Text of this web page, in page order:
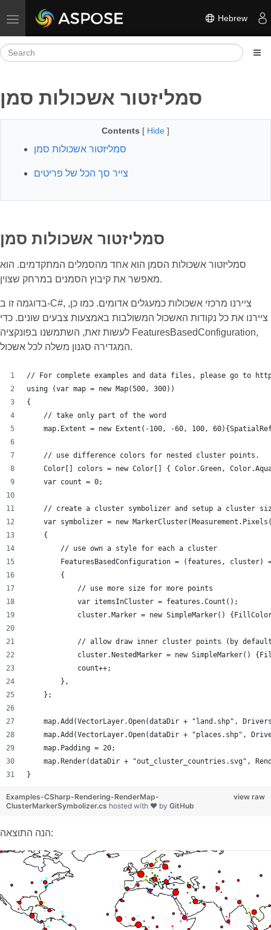
Toggle navigation Hebrew
סמליזטור אשכולות סמן
Contents [ Hide ]
סמליזטור אשכולות סמן
צייר סך הכל של פריטים
סמליזטור אשכולות סמן
סמליזטור אשכולות הסמן הוא אחד מהסמלים המתקדמים. הוא
מאפשר את קיבוץ הסמנים במרחק שצוין.
בדוגמה זו ב-C#, ציירנו מרכזי אשכולות כמעגלים אדומים. כמו כן,
ציירנו את כל נקודות האשכול המשולבות באמצעות צבעים שונים. כדי
לעשות זאת, השתמשנו בפונקציה FeaturesBasedConfiguration,
המגדירה סגנון משלה לכל אשכול.
// For complete examples and data files, please go to
using (var map = new Map(500, 300))
{
    // take only part of the word
map.Extent = new Extent(-100, -60, 100,
    // use difference colors for nested cluster points.
Color[] colors = new Color[] { Color.Green,
    var count = 0;
// create a cluster symbolizer and setup a cluster
var symbolizer = new
    {
        // use own a style for each a cluster
FeaturesBasedConfiguration = (features, cluster)
        {
            // use more size for more points
            var itemsInCluster = features.Count();
cluster.Marker = new SimpleMarker()
// allow draw inner cluster points (by
cluster.NestedMarker = new SimpleMarker()
            count++;
        },
    };
map.Add(VectorLayer.Open(dataDir + "land.shp",
map.Add(VectorLayer.Open(dataDir + "places.shp",
    map.Padding = 20;
map.Render(dataDir + "out_cluster_countries.svg",
}
view raw
Examples-CSharp-Rendering-RenderMap-
ClusterMarkerSymbolizer.cs hosted with ❤ by GitHub
הנה התוצאה: